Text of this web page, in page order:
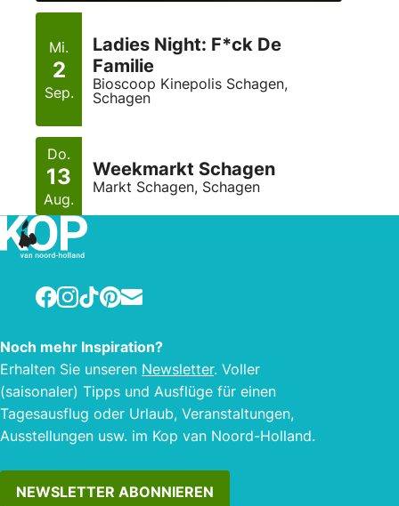
Mi.
2
Sep.
Ladies Night: F*ck De
Familie
Bioscoop Kinepolis Schagen,
Schagen
Do.
13
Aug.
Weekmarkt Schagen
Markt Schagen, Schagen
Facebook
Instagram
TikTokPinterest
E-mail
Noch mehr Inspiration?
Erhalten Sie unseren Newsletter. Voller
(saisonaler) Tipps und Ausflüge für einen
Tagesausflug oder Urlaub, Veranstaltungen,
Ausstellungen usw. im Kop van Noord-Holland.
NEWSLETTER ABONNIEREN